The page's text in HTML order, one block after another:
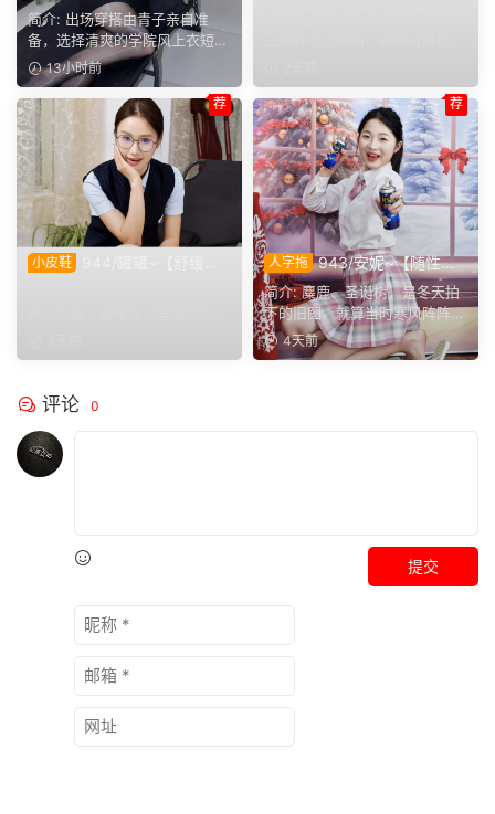
备】来看青子亲自准备的整套
穿搭，经典学院风上身，这套
上身效果很合意。
简介: 出场穿搭由青子亲自准
备，选择清爽的学院风上衣短
裙。两双同款材质的袜子，...
13小时前
小皮鞋
荐
人字拖 943/安妮~【随性悦
己】不必被季节左右穿搭，喜
欢没有时间界限，无论什么时
候，都可以穿上小裙子
简介: 麋鹿、圣诞树，是冬天拍
下的旧图。就算当时寒风阵阵，
也少不了学院风百褶裙...
4天前
荐
评论 0
提交